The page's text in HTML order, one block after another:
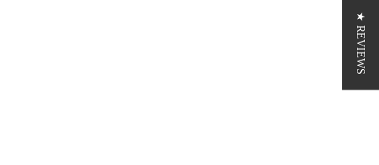
★ REVIEWS